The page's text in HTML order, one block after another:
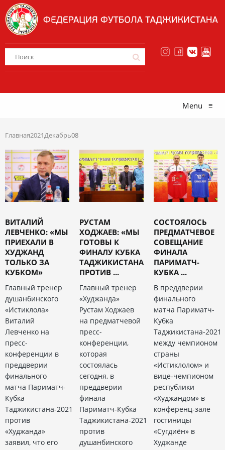
Menu ≡
Главная2021Декабрь08
ВИТАЛИЙ
ЛЕВЧЕНКО: «МЫ
ПРИЕХАЛИ В
ХУДЖАНД
ТОЛЬКО ЗА
КУБКОМ»
Главный тренер
душанбинского
«Истиклола»
Виталий
Левченко на
пресс-
конференции в
преддверии
финального
матча Париматч-
Кубка
Таджикистана-2021
против
«Худжанда»
заявил, что его
РУСТАМ
ХОДЖАЕВ: «МЫ
ГОТОВЫ К
ФИНАЛУ КУБКА
ТАДЖИКИСТАНА
ПРОТИВ ...
Главный тренер
«Худжанда»
Рустам Ходжаев
на предматчевой
пресс-
конференции,
которая
состоялась
сегодня, в
преддверии
финала
Париматч-Кубка
Таджикистана-2021
против
душанбинского
СОСТОЯЛОСЬ
ПРЕДМАТЧЕВОЕ
СОВЕЩАНИЕ
ФИНАЛА
ПАРИМАТЧ-
КУБКА ...
В преддверии
финального
матча Париматч-
Кубка
Таджикистана-2021
между чемпионом
страны
«Истиклолом» и
вице-чемпионом
республики
«Худжандом» в
конференц-зале
гостиницы
«Сугдиён» в
Худжанде